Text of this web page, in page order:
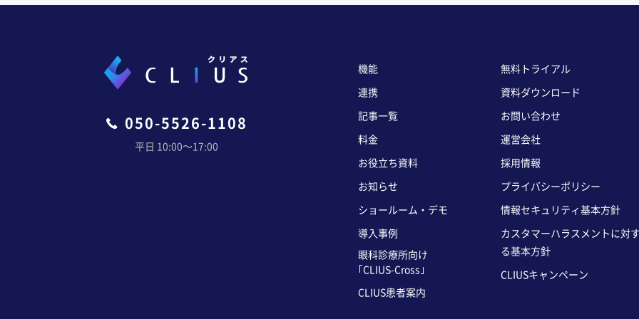
050-5526-1108
平日 10:00〜17:00
機能
連携
記事一覧
料金
お役立ち資料
お知らせ
ショールーム・デモ
導入事例
眼科診療所向け
｢CLIUS-Cross｣
CLIUS患者案内
無料トライアル
資料ダウンロード
お問い合わせ
運営会社
採用情報
プライバシーポリシー
情報セキュリティ基本方針
カスタマーハラスメントに対
る基本方針
CLIUSキャンペーン